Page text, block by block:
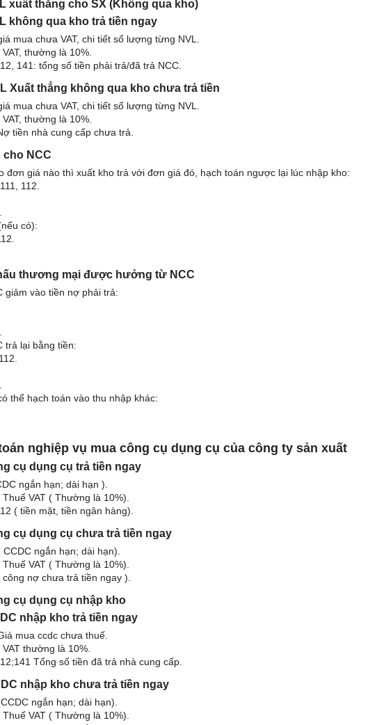
xuất thẳng cho SX (Không qua kho)
không qua kho trả tiền ngay
mua chưa VAT, chi tiết số lượng từng NVL.
thường là 10%.
141: tổng số tiền phải trả/đã trả NCC.
Xuất thẳng không qua kho chưa trả tiền
mua chưa VAT, chi tiết số lượng từng NVL.
thường là 10%.
tiền nhà cung cấp chưa trả.
cho NCC
đơn giá nào thì xuất kho trả với đơn giá đó, hạch toán ngược lại lúc nhập kho:
112.
có):
thương mại được hưởng từ NCC
giảm vào tiền nợ phải trả:
trả lại bằng tiền:
thể hạch toán vào thu nhập khác:
nghiệp vụ mua công cụ dụng cụ của công ty sản xuất
cụ dụng cụ trả tiền ngay
ngắn hạn; dài hạn ).
VAT ( Thường là 10%).
( tiền mặt, tiền ngân hàng).
cụ dụng cụ chưa trả tiền ngay
CCDC ngắn hạn; dài hạn).
VAT ( Thường là 10%).
công nợ chưa trả tiền ngay ).
cụ dụng cụ nhập kho
nhập kho trả tiền ngay
mua ccdc chưa thuế.
thường là 10%.
Tổng số tiền đã trả nhà cung cấp.
nhập kho chưa trả tiền ngay
ngắn hạn; dài hạn).
VAT ( Thường là 10%).